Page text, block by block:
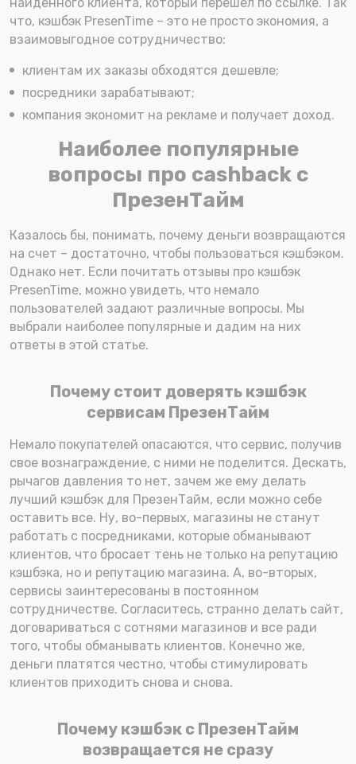
что, кэшбэк PresenTime – это не просто экономия, а
взаимовыгодное сотрудничество:
клиентам их заказы обходятся дешевле;
посредники зарабатывают;
компания экономит на рекламе и получает доход.
Наиболее популярные
вопросы про cashback с
ПрезенТайм
Казалось бы, понимать, почему деньги возвращаются
на счет – достаточно, чтобы пользоваться кэшбэком.
Однако нет. Если почитать отзывы про кэшбэк
PresenTime, можно увидеть, что немало
пользователей задают различные вопросы. Мы
выбрали наиболее популярные и дадим на них
ответы в этой статье.
Почему стоит доверять кэшбэк
сервисам ПрезенТайм
Немало покупателей опасаются, что сервис, получив
свое вознаграждение, с ними не поделится. Дескать,
рычагов давления то нет, зачем же ему делать
лучший кэшбэк для ПрезенТайм, если можно себе
оставить все. Ну, во-первых, магазины не станут
работать с посредниками, которые обманывают
клиентов, что бросает тень не только на репутацию
кэшбэка, но и репутацию магазина. А, во-вторых,
сервисы заинтересованы в постоянном
сотрудничестве. Согласитесь, странно делать сайт,
договариваться с сотнями магазинов и все ради
того, чтобы обманывать клиентов. Конечно же,
деньги платятся честно, чтобы стимулировать
клиентов приходить снова и снова.
Почему кэшбэк с ПрезенТайм
возвращается не сразу